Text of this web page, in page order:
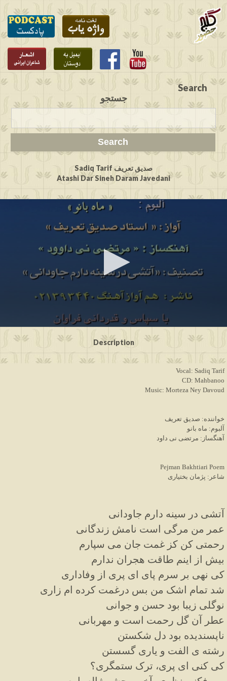
Search
جستجو
Sadiq Tarif صدیق تعریف
Atashi Dar Sineh Daram Javedani
seconds
minutes,
Description
Vocal: Sadiq Tarif
CD: Mahbanoo
Music: Morteza Ney Davoud
خواننده: صدیق تعریف
آلبوم: ماه بانو
آهنگساز: مرتضی نی داود
Pejman Bakhtiari Poem
شاعر: پژمان بختیاری
آتشی در سینه دارم جاودانی
عمر من مرگی است نامش زندگانی
رحمتی کن کز غمت جان می سپارم
بیش از اینم طاقت هجران ندارم
کی نهی بر سرم پای ای پری از وفاداری
شد تمام اشک من بس درغمت کرده ام زاری
نوگلی زیبا بود حسن و جوانی
عطر آن گل رحمت است و مهربانی
ناپسندیده بود دل شکستن
رشته ی الفت و یاری گسستن
کی کنی ای پری، ترک ستمگری؟